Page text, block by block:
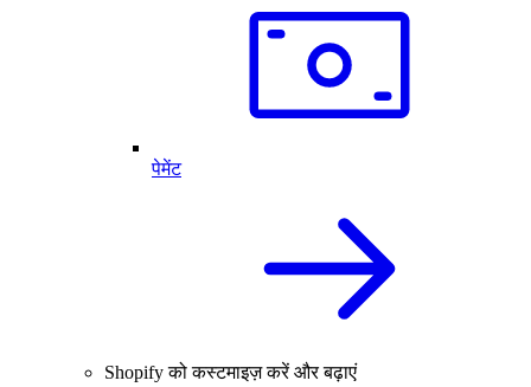
पेमेंट
Shopify को कस्टमाइज़ करें और बढ़ाएं